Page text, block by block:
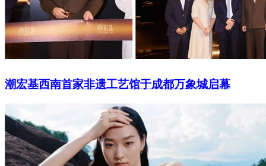
潮宏基西南首家非遗工艺馆于成都万象城启幕